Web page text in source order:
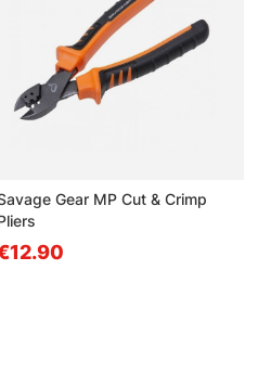
Gear MP Cut & Crimp